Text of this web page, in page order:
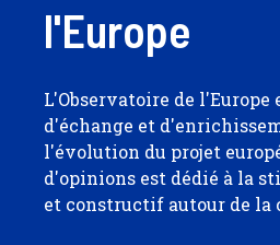
l'Europe
L'Observatoire de l'Europe
d'échange et
l'évolution du projet
d'opinions est dédié à la
et constructif autour de la